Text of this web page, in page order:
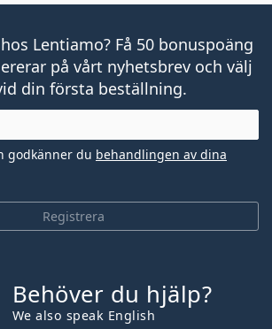
Lentiamo? Få 50 bonuspoäng
på vårt nyhetsbrev och välj
din första beställning.
Registrera
godkänner du behandlingen av dina
Behöver du hjälp?
We also speak English